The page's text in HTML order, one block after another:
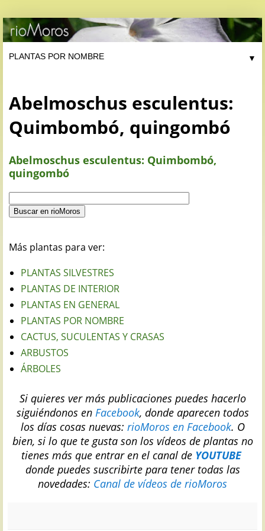
▼
Abelmoschus esculentus:
Quimbombó, quingombó
Abelmoschus esculentus: Quimbombó,
quingombó
Más plantas para ver:
PLANTAS SILVESTRES
PLANTAS DE INTERIOR
PLANTAS EN GENERAL
PLANTAS POR NOMBRE
CACTUS, SUCULENTAS Y CRASAS
ARBUSTOS
ÁRBOLES
Si quieres ver más publicaciones puedes hacerlo
siguiéndonos en Facebook, donde aparecen todos
los días cosas nuevas: rioMoros en Facebook. O
bien, si lo que te gusta son los vídeos de plantas no
tienes más que entrar en el canal de YOUTUBE
donde puedes suscribirte para tener todas las
novedades: Canal de vídeos de rioMoros